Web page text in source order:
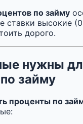
по займу
ставки высокие
дорого.
нужны
займу
проценты по